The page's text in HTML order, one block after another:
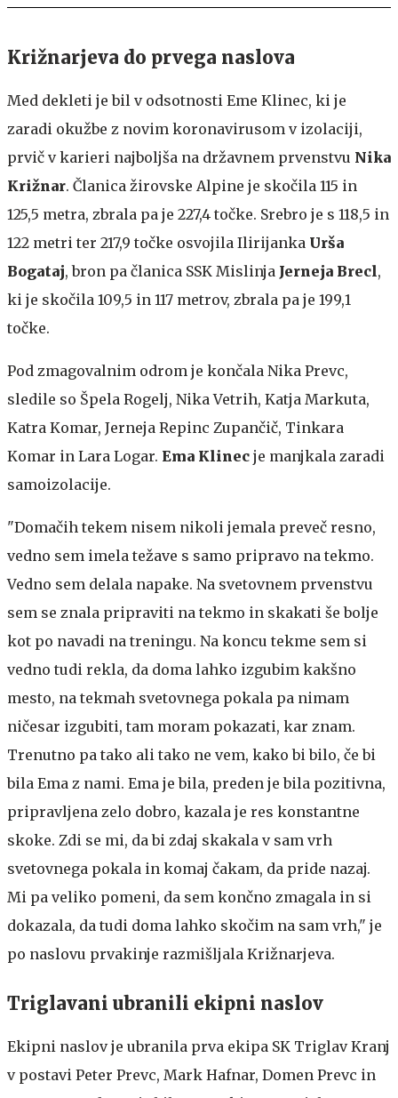
Križnarjeva do prvega naslova
Med dekleti je bil v odsotnosti Eme Klinec, ki je
zaradi okužbe z novim koronavirusom v izolaciji,
prvič v karieri najboljša na državnem prvenstvu Nika
Križnar. Članica žirovske Alpine je skočila 115 in
125,5 metra, zbrala pa je 227,4 točke. Srebro je s 118,5 in
122 metri ter 217,9 točke osvojila Ilirijanka Urša
Bogataj, bron pa članica SSK Mislinja Jerneja Brecl,
ki je skočila 109,5 in 117 metrov, zbrala pa je 199,1
točke.
Pod zmagovalnim odrom je končala Nika Prevc,
sledile so Špela Rogelj, Nika Vetrih, Katja Markuta,
Katra Komar, Jerneja Repinc Zupančič, Tinkara
Komar in Lara Logar. Ema Klinec je manjkala zaradi
samoizolacije.
"Domačih tekem nisem nikoli jemala preveč resno,
vedno sem imela težave s samo pripravo na tekmo.
Vedno sem delala napake. Na svetovnem prvenstvu
sem se znala pripraviti na tekmo in skakati še bolje
kot po navadi na treningu. Na koncu tekme sem si
vedno tudi rekla, da doma lahko izgubim kakšno
mesto, na tekmah svetovnega pokala pa nimam
ničesar izgubiti, tam moram pokazati, kar znam.
Trenutno pa tako ali tako ne vem, kako bi bilo, če bi
bila Ema z nami. Ema je bila, preden je bila pozitivna,
pripravljena zelo dobro, kazala je res konstantne
skoke. Zdi se mi, da bi zdaj skakala v sam vrh
svetovnega pokala in komaj čakam, da pride nazaj.
Mi pa veliko pomeni, da sem končno zmagala in si
dokazala, da tudi doma lahko skočim na sam vrh," je
po naslovu prvakinje razmišljala Križnarjeva.
Triglavani ubranili ekipni naslov
Ekipni naslov je ubranila prva ekipa SK Triglav Kranj
v postavi Peter Prevc, Mark Hafnar, Domen Prevc in